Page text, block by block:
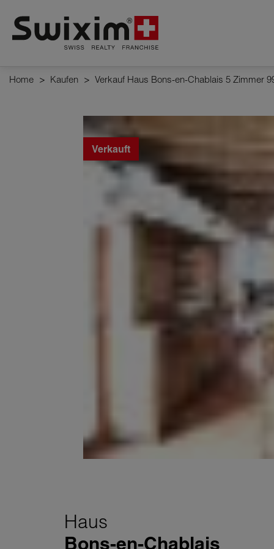
Home > Kaufen > Verkauf Haus Bons-en-Chablais 5 Zimmer
Verkauft
Haus
Bons-en-Chablais